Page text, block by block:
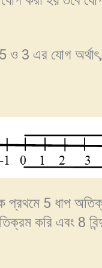
5 ও 3 এর যোগ
5 ধাপ
করি এবং 8